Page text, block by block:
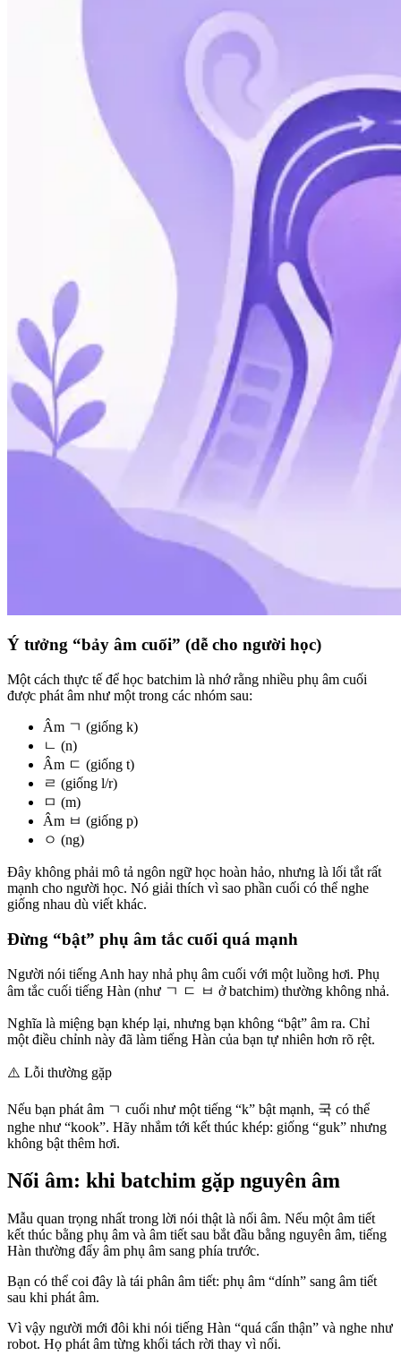
Ý tưởng “bảy âm cuối” (dễ cho người học)
Một cách thực tế để học batchim là nhớ rằng nhiều phụ âm cuối
được phát âm như một trong các nhóm sau:
Âm ㄱ (giống k)
ㄴ (n)
Âm ㄷ (giống t)
ㄹ (giống l/r)
ㅁ (m)
Âm ㅂ (giống p)
ㅇ (ng)
Đây không phải mô tả ngôn ngữ học hoàn hảo, nhưng là lối tắt rất
mạnh cho người học. Nó giải thích vì sao phần cuối có thể nghe
giống nhau dù viết khác.
Đừng “bật” phụ âm tắc cuối quá mạnh
Người nói tiếng Anh hay nhả phụ âm cuối với một luồng hơi. Phụ
âm tắc cuối tiếng Hàn (như ㄱ ㄷ ㅂ ở batchim) thường không nhả.
Nghĩa là miệng bạn khép lại, nhưng bạn không “bật” âm ra. Chỉ
một điều chỉnh này đã làm tiếng Hàn của bạn tự nhiên hơn rõ rệt.
⚠️ Lỗi thường gặp
Nếu bạn phát âm ㄱ cuối như một tiếng “k” bật mạnh, 국 có thể
nghe như “kook”. Hãy nhắm tới kết thúc khép: giống “guk” nhưng
không bật thêm hơi.
Nối âm: khi batchim gặp nguyên âm
Mẫu quan trọng nhất trong lời nói thật là nối âm. Nếu một âm tiết
kết thúc bằng phụ âm và âm tiết sau bắt đầu bằng nguyên âm, tiếng
Hàn thường đẩy âm phụ âm sang phía trước.
Bạn có thể coi đây là tái phân âm tiết: phụ âm “dính” sang âm tiết
sau khi phát âm.
Vì vậy người mới đôi khi nói tiếng Hàn “quá cẩn thận” và nghe như
robot. Họ phát âm từng khối tách rời thay vì nối.